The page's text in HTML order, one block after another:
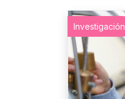
Investigación